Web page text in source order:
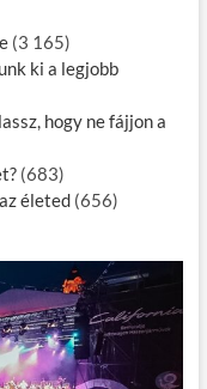
(3 165)
ki a legjobb
hogy ne fájjon a
(683)
életed (656)